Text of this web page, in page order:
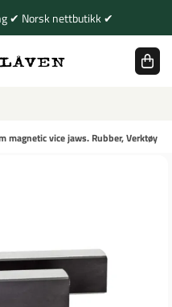
✔ Norsk nettbutikk ✔
magnetic vice jaws. Rubber, Verktøy